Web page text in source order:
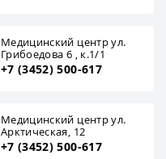
Медицинский центр ул.
Грибоедова 6 , к.1/1
+7 (3452) 500-617
Медицинский центр ул.
Арктическая, 12
+7 (3452) 500-617